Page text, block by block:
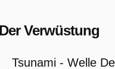
Verwüstung
Tsunami - Welle